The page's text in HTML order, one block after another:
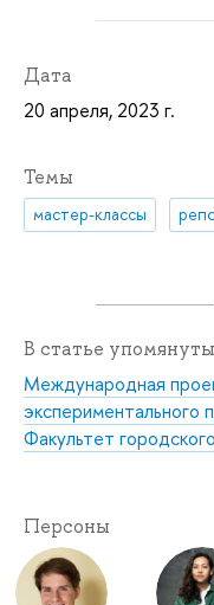
Дата
20 апреля, 2023 г.
Темы
мастер-классы
В статье упомянуты
Международная
экспериментального
Факультет
Персоны